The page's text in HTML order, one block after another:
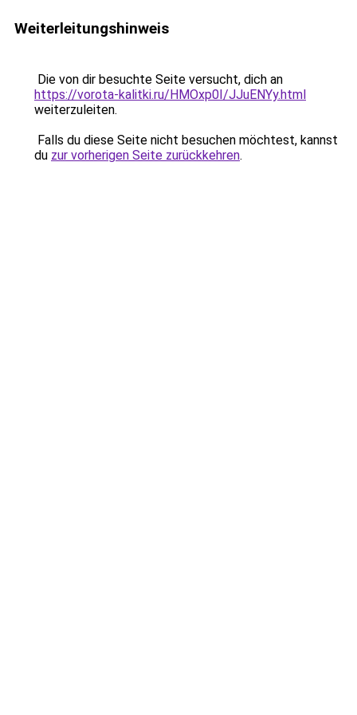
Weiterleitungshinweis
Die von dir besuchte Seite versucht, dich an
https://vorota-kalitki.ru/HMOxp0I/JJuENYy.html
weiterzuleiten.
Falls du diese Seite nicht besuchen möchtest, kannst
du zur vorherigen Seite zurückkehren.